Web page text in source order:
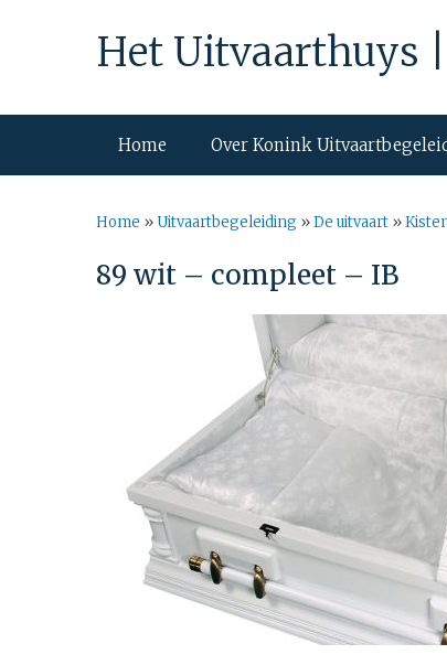
Het Uitvaarthuys
Home Over Konink
Home »Uitvaartbegeleiding »De uitvaart »
89 wit – compleet – IB